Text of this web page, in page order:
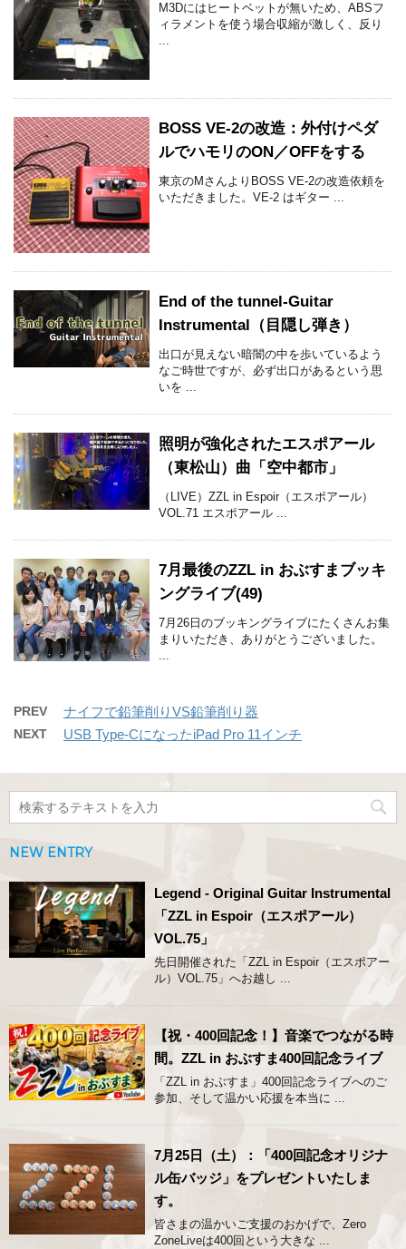
M3Dにはヒートベットが無いため、ABSフ
ィラメントを使う場合収縮が激しく、反り
...
BOSS VE-2の改造：外付けペダ
ルでハモリのON／OFFをする
東京のMさんよりBOSS VE-2の改造依頼を
いただきました。VE-2 はギター ...
End of the tunnel-Guitar
Instrumental（目隠し弾き）
出口が見えない暗闇の中を歩いているよう
なご時世ですが、必ず出口があるという思
いを ...
照明が強化されたエスポアール
（東松山）曲「空中都市」
（LIVE）ZZL in Espoir（エスポアール）
VOL.71 エスポアール ...
7月最後のZZL in おぶすまブッキ
ングライブ(49)
7月26日のブッキングライブにたくさんお集
まりいただき、ありがとうございました。
...
PREV ナイフで鉛筆削りVS鉛筆削り器
NEXT USB Type-CになったiPad Pro 11インチ
NEW ENTRY
Legend - Original Guitar Instrumental
「ZZL in Espoir（エスポアール）
VOL.75」
先日開催された「ZZL in Espoir（エスポアー
ル）VOL.75」へお越し ...
【祝・400回記念！】音楽でつながる時
間。ZZL in おぶすま400回記念ライブ
「ZZL in おぶすま」400回記念ライブへのご
参加、そして温かい応援を本当に ...
7月25日（土）：「400回記念オリジナ
ル缶バッジ」をプレゼントいたしま
す。
皆さまの温かいご支援のおかげで、Zero
ZoneLiveは400回という大きな ...